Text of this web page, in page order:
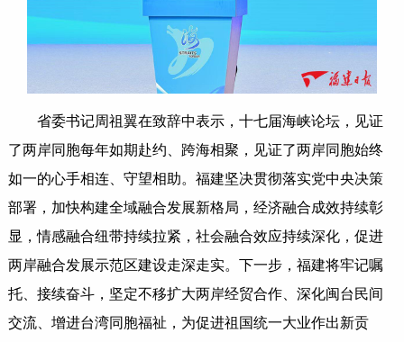
省委书记周祖翼在致辞中表示，十七届海峡论坛，见证
了两岸同胞每年如期赴约、跨海相聚，见证了两岸同胞始终
如一的心手相连、守望相助。福建坚决贯彻落实党中央决策
部署，加快构建全域融合发展新格局，经济融合成效持续彰
显，情感融合纽带持续拉紧，社会融合效应持续深化，促进
两岸融合发展示范区建设走深走实。下一步，福建将牢记嘱
托、接续奋斗，坚定不移扩大两岸经贸合作、深化闽台民间
交流、增进台湾同胞福祉，为促进祖国统一大业作出新贡